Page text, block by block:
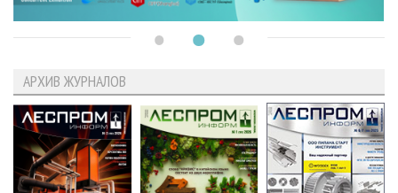
АРХИВ ЖУРНАЛОВ